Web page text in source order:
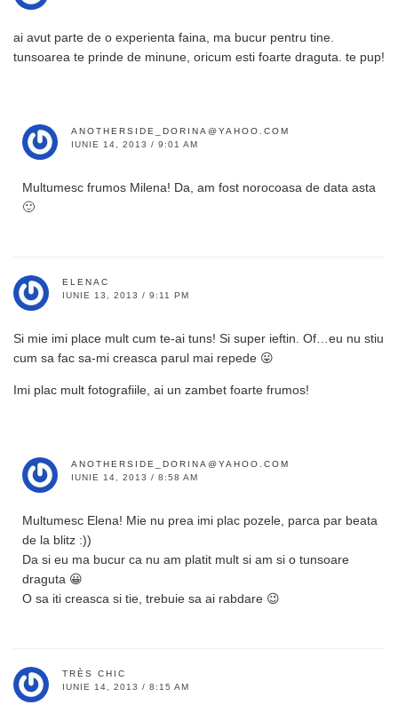
ai avut parte de o experienta faina, ma bucur pentru tine.
tunsoarea te prinde de minune, oricum esti foarte draguta. te pup!
ANOTHERSIDE_DORINA@YAHOO.COM
IUNIE 14, 2013 / 9:01 AM
Multumesc frumos Milena! Da, am fost norocoasa de data asta
🙂
ELENAC
IUNIE 13, 2013 / 9:11 PM
Si mie imi place mult cum te-ai tuns! Si super ieftin. Of…eu nu stiu
cum sa fac sa-mi creasca parul mai repede 😛
Imi plac mult fotografiile, ai un zambet foarte frumos!
ANOTHERSIDE_DORINA@YAHOO.COM
IUNIE 14, 2013 / 8:58 AM
Multumesc Elena! Mie nu prea imi plac pozele, parca par beata
de la blitz :))
Da si eu ma bucur ca nu am platit mult si am si o tunsoare
draguta 😀
O sa iti creasca si tie, trebuie sa ai rabdare 😉
TRÈS CHIC
IUNIE 14, 2013 / 8:15 AM